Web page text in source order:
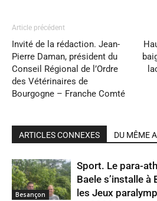
Article précédent
Invité de la rédaction. Jean-
Pierre Daman, président du
Conseil Régional de l’Ordre
des Vétérinaires de
Bourgogne – Franche Comté
ARTICLES CONNEXES DU MÊME
Besançon
Sport. Le para-
Baele s’installe à
les Jeux